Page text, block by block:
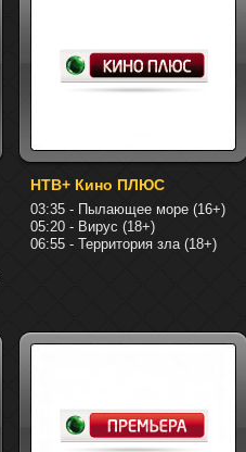
НТВ+ Кино ПЛЮС
03:35 - Пылающее море (16+)
05:20 - Вирус (18+)
06:55 - Территория зла (18+)